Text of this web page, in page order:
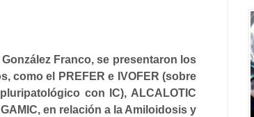
Franco, se presentaron los
como el PREFER e IVOFER (sobre
con IC), ALCALOTIC
en relación a la Amiloidosis y